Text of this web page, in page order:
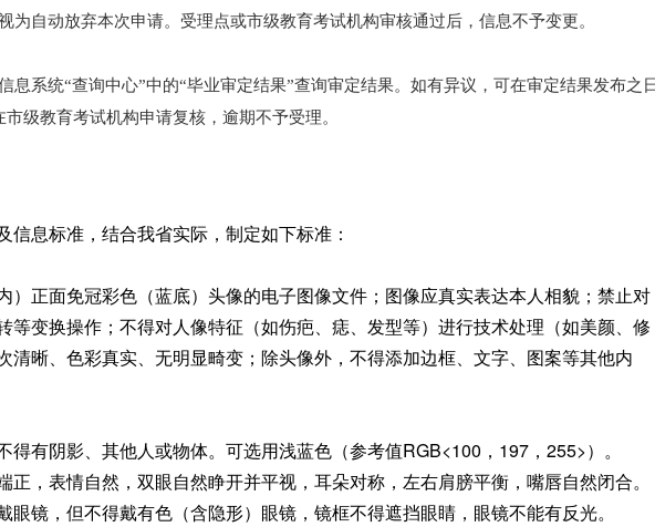
为自动放弃本次申请。受理点或市级教育考试机构审核通过后，信息不予变更。
息系统“查询中心”中的“毕业审定结果”查询审定结果。如有异议，可在审定结果发布之
级教育考试机构申请复核，逾期不予受理。
息标准，结合我省实际，制定如下标准：
）正面免冠彩色（蓝底）头像的电子图像文件；图像应真实表达本人相貌；禁止对
等变换操作；不得对人像特征（如伤疤、痣、发型等）进行技术处理（如美颜、修
清晰、色彩真实、无明显畸变；除头像外，不得添加边框、文字、图案等其他内
得有阴影、其他人或物体。可选用浅蓝色（参考值RGB<100，197，255>）。
正，表情自然，双眼自然睁开并平视，耳朵对称，左右肩膀平衡，嘴唇自然闭合。
眼镜，但不得戴有色（含隐形）眼镜，镜框不得遮挡眼睛，眼镜不能有反光。